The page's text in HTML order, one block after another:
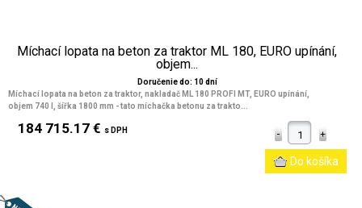
Míchací lopata na beton za traktor ML 180, EURO upínání,
objem...
Doručenie do: 10 dní
Míchací lopata na beton za traktor, nakladač ML 180 PROFI MT, EURO upínání,
objem 740 l, šířka 1800 mm - tato míchačka betonu za trakto...
184 715.17 € s DPH